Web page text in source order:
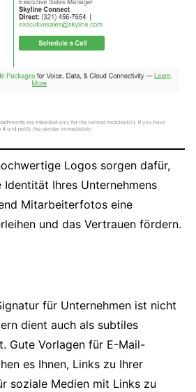
Logos sorgen dafür,
Ihres Unternehmens
Mitarbeiterfotos eine
und das Vertrauen fördern.
für Unternehmen ist nicht
dient auch als subtiles
Gute Vorlagen für E-Mail-
es Ihnen, Links zu Ihrer
soziale Medien mit Links zu